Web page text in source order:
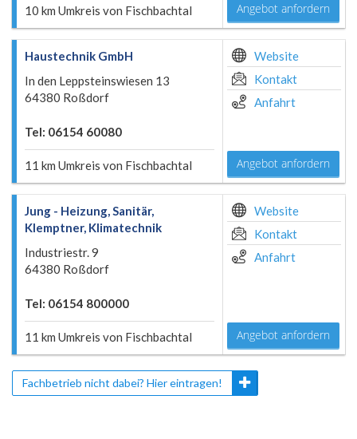
10 km Umkreis von Fischbachtal Angebot anfordern
Haustechnik GmbH
In den Leppsteinswiesen 13
64380 Roßdorf
Tel: 06154 60080
11 km Umkreis von Fischbachtal
Website
Kontakt
Anfahrt
Angebot anfordern
Jung - Heizung, Sanitär,
Klemptner, Klimatechnik
Industriestr. 9
64380 Roßdorf
Tel: 06154 800000
11 km Umkreis von Fischbachtal
Website
Kontakt
Anfahrt
Angebot anfordern
Fachbetrieb nicht dabei? Hier eintragen!